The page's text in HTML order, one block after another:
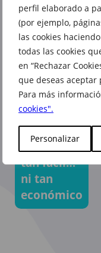
perfil elaborado a
(por ejemplo,
las cookies
todas las cookies
en “Rechazar
que deseas aceptar
Para más
cookies".
Personalizar
Cuidar de
tu
mascota
nunca
había sido
tan fácil…
ni tan
económico